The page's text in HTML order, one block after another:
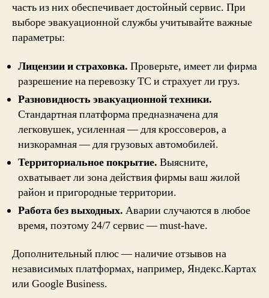
часть из них обеспечивает достойный сервис. При
выборе эвакуационной службыучитывайте важные
параметры:
Лицензии и страховка. Проверьте, имеет ли фирма
разрешение на перевозку ТС и страхует ли груз.
Разновидность эвакуационной техники.
Стандартная платформа предназначена для
легковушек, усиленная — для кроссоверов, а
низкорамная — для грузовых автомобилей.
Территориальное покрытие. Выясните,
охватывает ли зона действия фирмы ваш жилой
район и пригородные территории.
Работа без выходных. Аварии случаются в любое
время, поэтому 24/7 сервис — must-have.
Дополнительный плюс — наличие отзывов на
независимых платформах, например, Яндекс.Картах
или Google Business.